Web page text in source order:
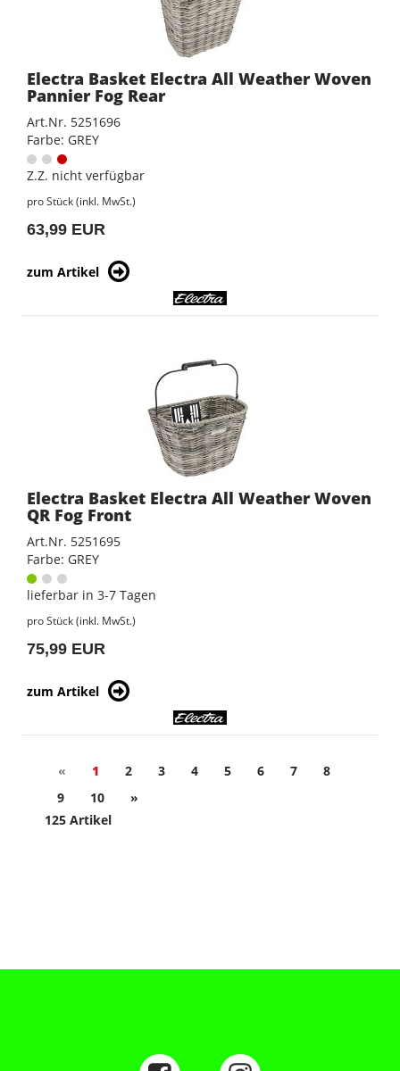
Electra Basket Electra All Weather Woven
Pannier Fog Rear
Art.Nr. 5251696
Farbe: GREY
Z.Z. nicht verfügbar
pro Stück (inkl. MwSt.)
63,99 EUR
zum Artikel
Electra Basket Electra All Weather Woven
QR Fog Front
Art.Nr. 5251695
Farbe: GREY
lieferbar in 3-7 Tagen
pro Stück (inkl. MwSt.)
75,99 EUR
zum Artikel
« 1 2 3 4 5 6 7
8
9
10
»
125 Artikel